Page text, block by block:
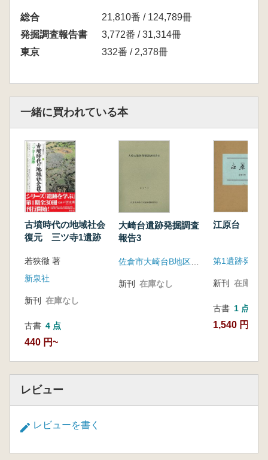
総合
21,810番 / 124,789冊
発掘調査報告書
3,772番 / 31,314冊
東京
332番 / 2,378冊
一緒に買われている本
古墳時代の地域社会
復元 三ツ寺1遺跡
若狭徹 著
新泉社
新刊 在庫なし
古書 4 点
440 円~
大崎台遺跡発掘調査
報告3
新刊 在庫なし
江原台
第1遺跡発掘
新刊 在庫なし
古書 1 点
1,540 円
レビュー
レビューを書く